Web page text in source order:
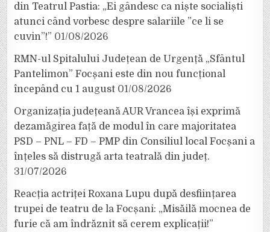
din Teatrul Pastia: „Ei gândesc ca niște socialiști
atunci când vorbesc despre salariile ”ce li se
cuvin”!” 01/08/2026
RMN-ul Spitalului Județean de Urgență „Sfântul
Pantelimon” Focșani este din nou funcțional
începând cu 1 august 01/08/2026
Organizația județeană AUR Vrancea își exprimă
dezamăgirea față de modul în care majoritatea
PSD – PNL – FD – PMP din Consiliul local Focșani a
înțeles să distrugă arta teatrală din județ.
31/07/2026
Reacția actriței Roxana Lupu după desființarea
trupei de teatru de la Focșani: „Misăilă mocnea de
furie că am îndrăznit să cerem explicații!”